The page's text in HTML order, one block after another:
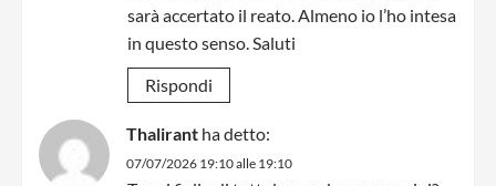
sarà accertato il reato. Almeno io l’ho intesa
in questo senso. Saluti
Rispondi
Thalirant ha detto:
07/07/2026 19:10 alle 19:10